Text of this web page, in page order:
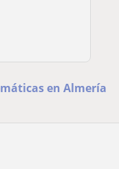
en Almería